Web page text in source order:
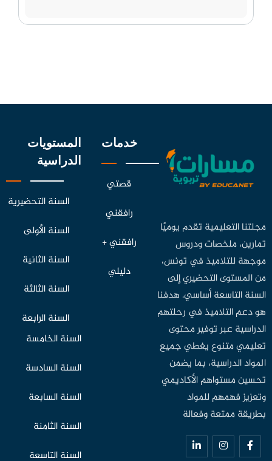
مجلتنا التعليمية تقدم يوميًا
تمارين، ملخصات ودروس
موجهة للتلاميذ في تونس،
من المستوى التحضيري إلى
السنة التاسعة أساسي. هدفنا
هو دعم التلاميذ في رحلتهم
الدراسية عبر توفير محتوى
تعليمي متنوع يغطي جميع
المواد الدراسية، بما يضمن
تحسين مستواهم الأكاديمي
وتعزيز فهمهم للمواد
بطريقة ممتعة وفعالة
خدمات
قصتي
رافقني
رافقني +
دليلي
المستويات
الدراسية
السنة التحضيرية
السنة الأولى
السنة الثانية
السنة الثالثة
السنة الرابعة
السنة الخامسة
السنة السادسة
السنة السابعة
السنة الثامنة
السنة التاسعة